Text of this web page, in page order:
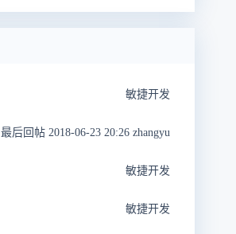
敏捷开发
最后回帖 2018-06-23 20:26 zhangyu
敏捷开发
敏捷开发